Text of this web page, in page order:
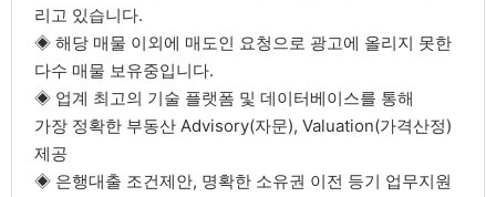
리고 있습니다.
◈ 해당 매물 이외에 매도인 요청으로 광고에 올리지 못한
다수 매물 보유중입니다.
◈ 업계 최고의 기술 플랫폼 및 데이터베이스를 통해
가장 정확한 부동산 Advisory(자문), Valuation(가격산정)
제공
◈ 은행대출 조건제안, 명확한 소유권 이전 등기 업무지원